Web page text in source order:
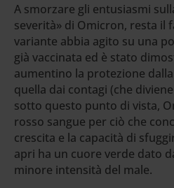
A smorzare gli entusiasmi
severità» di Omicron, resta il
variante abbia agito su una
già vaccinata ed è stato
aumentino la protezione
quella dai contagi (che
sotto questo punto di vista,
rosso sangue per ciò che
crescita e la capacità di
apri ha un cuore verde dato
minore intensità del male.